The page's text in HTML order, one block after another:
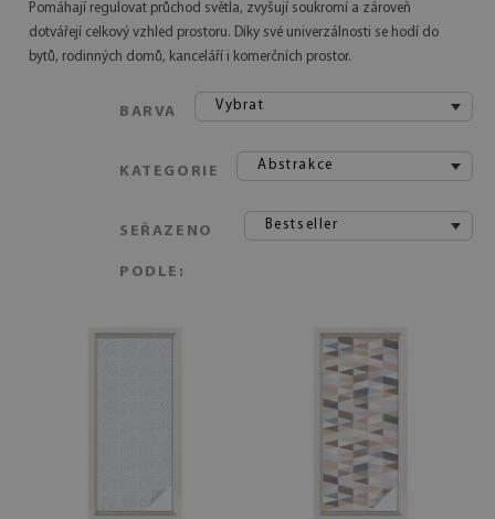
Pomáhají regulovat průchod světla, zvyšují soukromí a zároveň
dotvářejí celkový vzhled prostoru. Díky své univerzálnosti se hodí do
bytů, rodinných domů, kanceláří i komerčních prostor.
BARVA Vybrat
KATEGORIE Abstrakce
SEŘAZENO
PODLE:
Bestseller